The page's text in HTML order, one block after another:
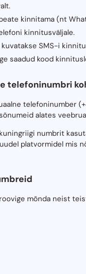
kinnitama (nt
kinnitusväljale.
SMS-i
saadud kood
telefoninumbri
telefoninumber
alates
numbrit
platvormidel
mõnda neist